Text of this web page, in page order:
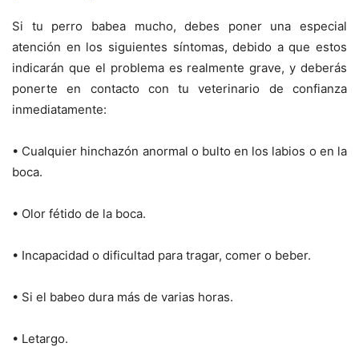
Si tu perro babea mucho, debes poner una especial
atención en los siguientes síntomas, debido a que estos
indicarán que el problema es realmente grave, y deberás
ponerte en contacto con tu veterinario de confianza
inmediatamente:
• Cualquier hinchazón anormal o bulto en los labios o en la
boca.
• Olor fétido de la boca.
• Incapacidad o dificultad para tragar, comer o beber.
• Si el babeo dura más de varias horas.
• Letargo.